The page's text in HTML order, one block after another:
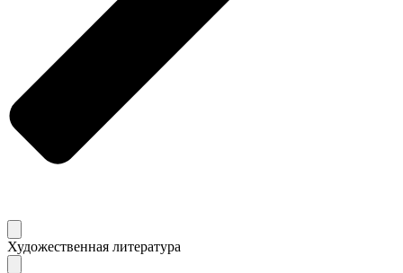
Художественная литература